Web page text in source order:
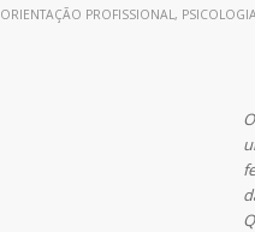
ORIENTAÇÃO PROFISSIONAL,